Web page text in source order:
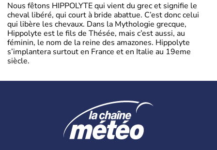
Nous fêtons HIPPOLYTE qui vient du grec et signifie le
cheval libéré, qui court à bride abattue. C’est donc celui
qui libère les chevaux. Dans la Mythologie grecque,
Hippolyte est le fils de Thésée, mais c’est aussi, au
féminin, le nom de la reine des amazones. Hippolyte
s’implantera surtout en France et en Italie au 19eme
siècle.